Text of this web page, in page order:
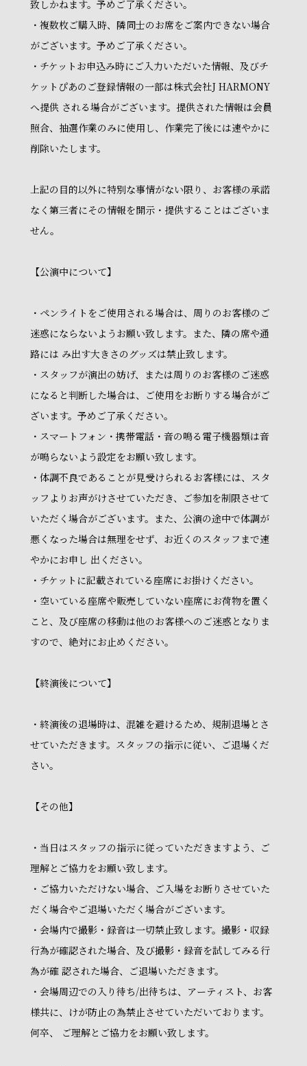
致しかねます。予めご了承ください。
・複数枚ご購入時、隣同士のお席をご案内できない場合
がございます。予めご了承ください。
・チケットお申込み時にご入力いただいた情報、及びチ
ケットぴあのご登録情報の一部は株式会社J HARMONY
へ提供 される場合がございます。提供された情報は会員
照合、抽選作業のみに使用し、作業完了後には速やかに
削除いたします。
上記の目的以外に特別な事情がない限り、お客様の承諾
なく第三者にその情報を開示・提供することはございま
せん。
【公演中について】
・ペンライトをご使用される場合は、周りのお客様のご
迷惑にならないようお願い致します。また、隣の席や通
路には み出す大きさのグッズは禁止致します。
・スタッフが演出の妨げ、または周りのお客様のご迷惑
になると判断した場合は、ご使用をお断りする場合がご
ざいます。予めご了承ください。
・スマートフォン・携帯電話・音の鳴る電子機器類は音
が鳴らないよう設定をお願い致します。
・体調不良であることが見受けられるお客様には、スタ
ッフよりお声がけさせていただき、ご参加を制限させて
いただく場合がございます。また、公演の途中で体調が
悪くなった場合は無理をせず、お近くのスタッフまで速
やかにお申し 出ください。
・チケットに記載されている座席にお掛けください。
・空いている座席や販売していない座席にお荷物を置く
こと、及び座席の移動は他のお客様へのご迷惑となりま
すので、絶対にお止めください。
【終演後について】
・終演後の退場時は、混雑を避けるため、規制退場とさ
せていただきます。スタッフの指示に従い、ご退場くだ
さい。
【その他】
・当日はスタッフの指示に従っていただきますよう、ご
理解とご協力をお願い致します。
・ご協力いただけない場合、ご入場をお断りさせていた
だく場合やご退場いただく場合がございます。
・会場内で撮影・録音は一切禁止致します。撮影・収録
行為が確認された場合、及び撮影・録音を試してみる行
為が確 認された場合、ご退場いただきます。
・会場周辺での入り待ち/出待ちは、アーティスト、お客
様共に、けが防止の為禁止させていただいております。
何卒、 ご理解とご協力をお願い致します。